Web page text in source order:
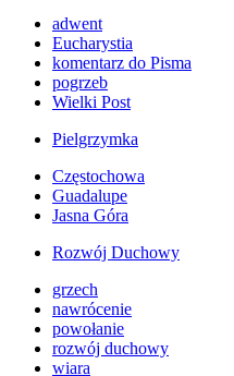
adwent
Eucharystia
komentarz do Pisma
pogrzeb
Wielki Post
Pielgrzymka
Częstochowa
Guadalupe
Jasna Góra
Rozwój Duchowy
grzech
nawrócenie
powołanie
rozwój duchowy
wiara